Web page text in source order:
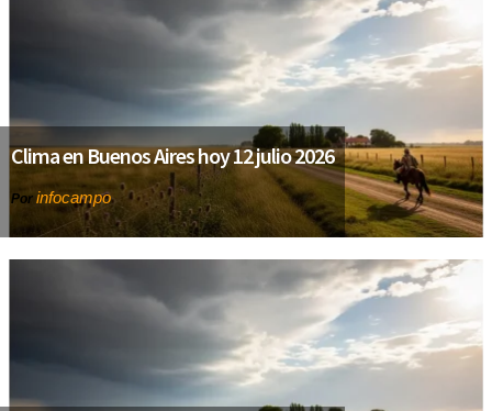
Clima en Buenos Aires hoy 12 julio 2026
Por infocampo